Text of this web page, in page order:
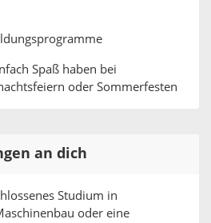
Spaß haben bei
oder Sommerfesten
an dich
Studium in
oder eine